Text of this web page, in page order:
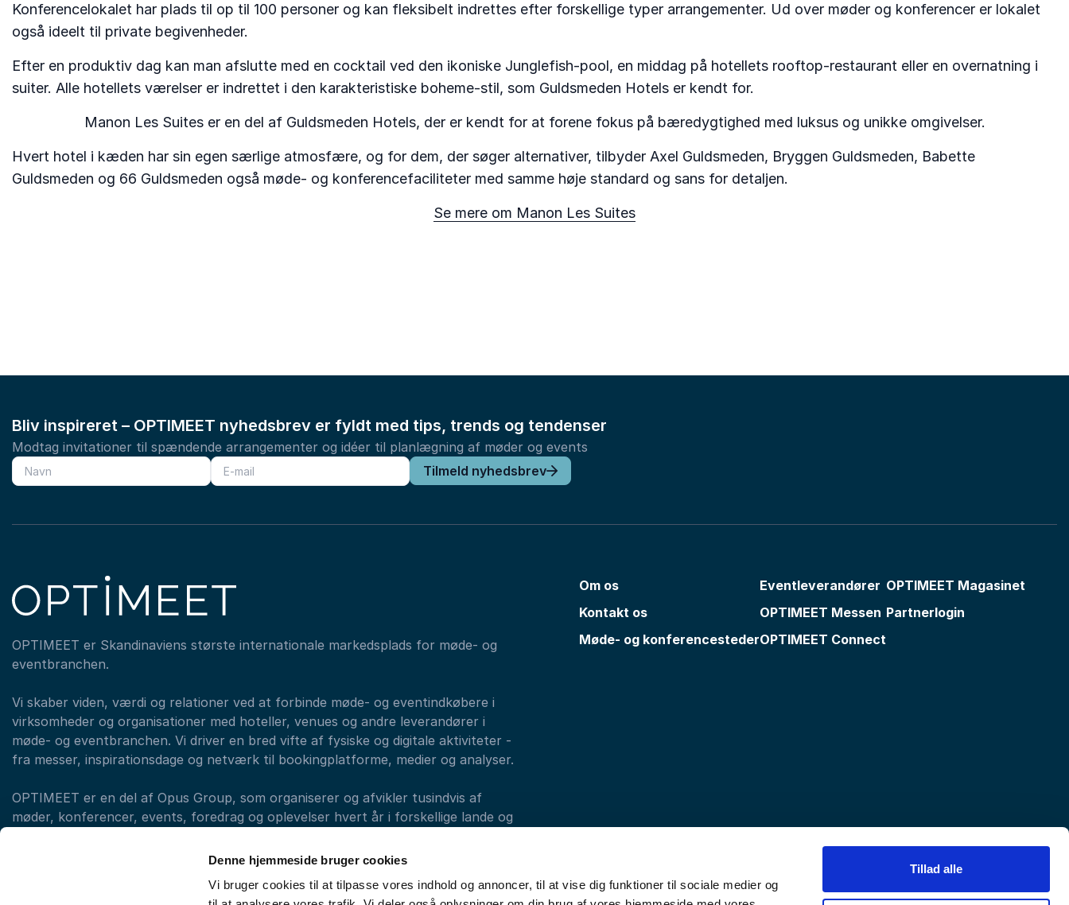
Denne hjemmeside bruger cookies
Vi bruger cookies til at tilpasse vores indhold og annoncer, til at vise dig funktioner til sociale medier og
Tillad alle
Konferencelokalet har plads til op til 100 personer og kan fleksibelt indrettes efter forskellige typer arrangementer. Ud over møder og konferencer er lokalet
også ideelt til private begivenheder.
Efter en produktiv dag kan man afslutte med en cocktail ved den ikoniske Junglefish-pool, en middag på hotellets rooftop-restaurant eller en overnatning i
suiter. Alle hotellets værelser er indrettet i den karakteristiske boheme-stil, som Guldsmeden Hotels er kendt for.
Manon Les Suites er en del af Guldsmeden Hotels, der er kendt for at forene fokus på bæredygtighed med luksus og unikke omgivelser.
Hvert hotel i kæden har sin egen særlige atmosfære, og for dem, der søger alternativer, tilbyder Axel Guldsmeden, Bryggen Guldsmeden, Babette
Guldsmeden og 66 Guldsmeden også møde- og konferencefaciliteter med samme høje standard og sans for detaljen.
Se mere om Manon Les Suites
Bliv inspireret – OPTIMEET nyhedsbrev er fyldt med tips, trends og tendenser
Modtag invitationer til spændende arrangementer og idéer til planlægning af møder og events
Tilmeld nyhedsbrev
OPTIMEET er Skandinaviens største internationale markedsplads for møde- og
eventbranchen.
Vi skaber viden, værdi og relationer ved at forbinde møde- og eventindkøbere i
virksomheder og organisationer med hoteller, venues og andre leverandører i
møde- og eventbranchen. Vi driver en bred vifte af fysiske og digitale aktiviteter -
fra messer, inspirationsdage og netværk til bookingplatforme, medier og analyser.
OPTIMEET er en del af Opus Group, som organiserer og afvikler tusindvis af
møder, konferencer, events, foredrag og oplevelser hvert år i forskellige lande og
Om os
Kontakt os
Møde- og konferencesteder
Eventleverandører
OPTIMEET Messen
OPTIMEET Connect
OPTIMEET Magasinet
Partnerlogin